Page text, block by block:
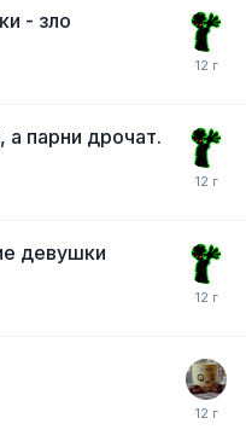
- зло
парни дрочат.
девушки